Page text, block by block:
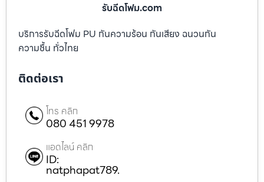
รับฉีดโฟม.com
บริการรับฉีดโฟม PU กันความร้อน กันเสียง ฉนวนกัน
ความชื้น ทั่วไทย
ติดต่อเรา
โทร คลิก
080 451 9978
แอดไลน์ คลิก
ID:
natphapat789.